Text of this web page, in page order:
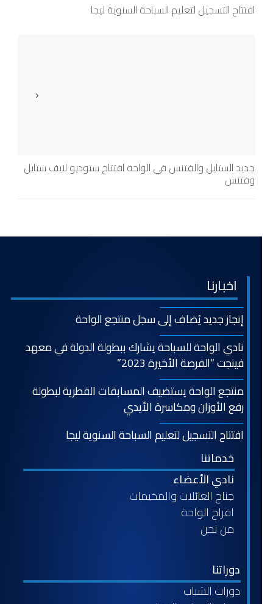
افتتاح التسجيل لتعليم السباحة السنوية ليجا
جديد الستايل والفتنس في الواحة افتتاح ستوديو لايف ستايل
وفتنس
اخبارنا
إنجاز جديد يُضاف إلى سجل منتجع الواحة
نادي الواحة للسباحة يشارك ببطولة الدولة في معهد
فينجت “الفرصة الأخيرة 2023”
منتجع الواحة يستضيف المسابقات القطرية لبطولة
رفع الأوزان ومكاسرة الأيدي
افتتاح التسجيل لتعليم السباحة السنوية ليجا
خدماتنا
نادي الأعضاء
جناح العائلات والمخيمات
افراح الواحة
من نحن
دوراتنا
دورات الشباب